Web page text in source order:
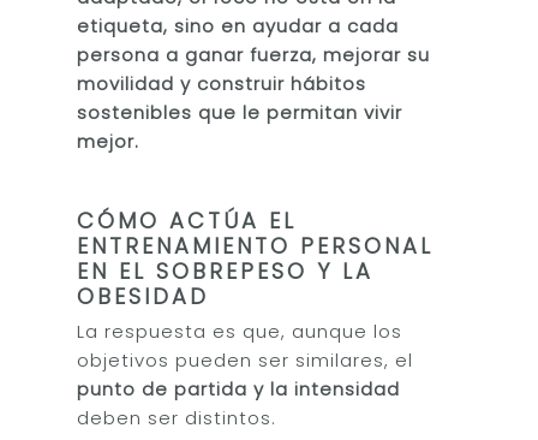
etiqueta, sino en ayudar a cada
persona a ganar fuerza, mejorar su
movilidad y construir hábitos
sostenibles que le permitan vivir
mejor.
CÓMO ACTÚA EL
ENTRENAMIENTO PERSONAL
EN EL SOBREPESO Y LA
OBESIDAD
La respuesta es que, aunque los
objetivos pueden ser similares, el
punto de partida y la intensidad
deben ser distintos.